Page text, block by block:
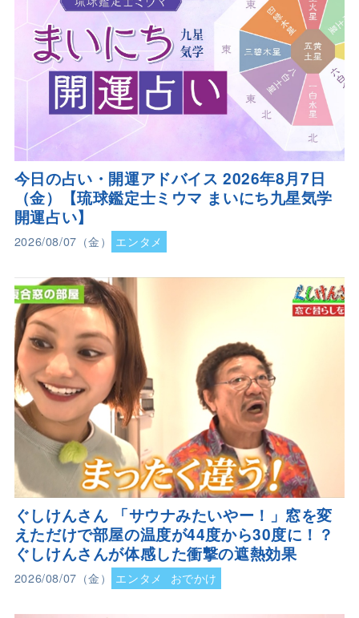
今日の占い・開運アドバイス 2026年8月7日
（金）【琉球鑑定士ミウマ まいにち九星気学
開運占い】
2026/08/07（金） エンタメ
ぐしけんさん 「サウナみたいやー！」窓を変
えただけで部屋の温度が44度から30度に！？
ぐしけんさんが体感した衝撃の遮熱効果
2026/08/07（金） エンタメ おでかけ